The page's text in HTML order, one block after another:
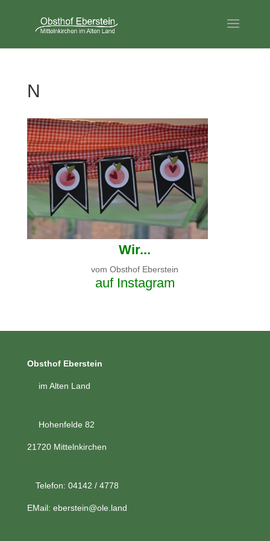
N
Wir...
vom Obsthof Eberstein
auf Instagram
Obsthof Eberstein
im Alten Land
Hohenfelde 82
21720 Mittelnkirchen
Telefon: 04142 / 4778
EMail: eberstein@ole.land